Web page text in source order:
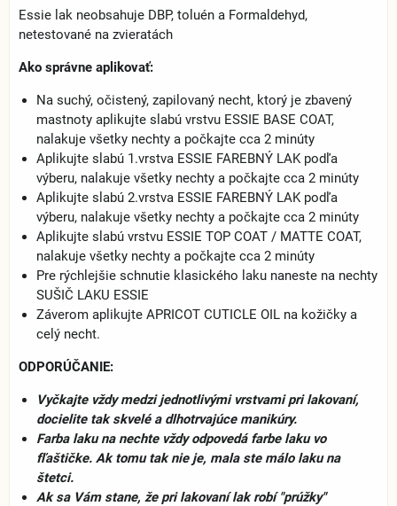
Essie lak neobsahuje DBP, toluén a Formaldehyd,
netestované na zvieratách
Ako správne aplikovať:
Na suchý, očistený, zapilovaný necht, ktorý je zbavený
mastnoty aplikujte slabú vrstvu ESSIE BASE COAT,
nalakuje všetky nechty a počkajte cca 2 minúty
Aplikujte slabú 1.vrstva ESSIE FAREBNÝ LAK podľa
výberu, nalakuje všetky nechty a počkajte cca 2 minúty
Aplikujte slabú 2.vrstva ESSIE FAREBNÝ LAK podľa
výberu, nalakuje všetky nechty a počkajte cca 2 minúty
Aplikujte slabú vrstvu ESSIE TOP COAT / MATTE COAT,
nalakuje všetky nechty a počkajte cca 2 minúty
Pre rýchlejšie schnutie klasického laku naneste na nechty
SUŠIČ LAKU ESSIE
Záverom aplikujte APRICOT CUTICLE OIL na kožičky a
celý necht.
ODPORÚČANIE:
Vyčkajte vždy medzi jednotlivými vrstvami pri lakovaní,
docielite tak skvelé a dlhotrvajúce manikúry.
Farba laku na nechte vždy odpovedá farbe laku vo
fľaštičke. Ak tomu tak nie je, mala ste málo laku na
štetci.
Ak sa Vám stane, že pri lakovaní lak robí "prúžky"